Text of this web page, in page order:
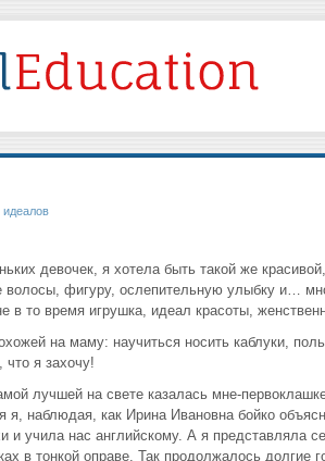
девочек, я хотела быть такой же
волосы, фигуру, ослепительную улыбку и…
в то время игрушка, идеал красоты,
на маму: научиться носить каблуки,
что я захочу!
лучшей на свете казалась мне-
я, наблюдая, как Ирина Ивановна бойко
и учила нас английскому. А я представляла
в тонкой оправе. Так продолжалось долгие